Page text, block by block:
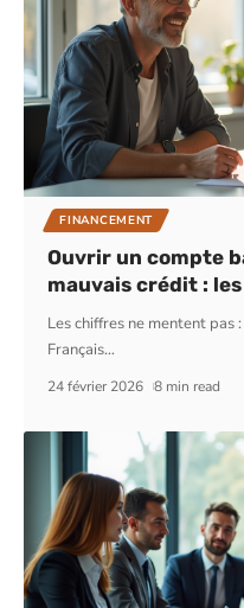
FINANCEMENT
Ouvrir un compte
mauvais crédit :
Les chiffres ne mentent pas
Français…
24 février 2026 8 min read